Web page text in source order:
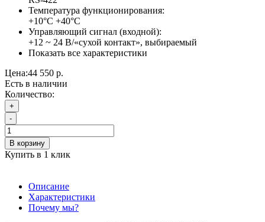
Температура функционирования:
+10°C +40°C
Управляющий сигнал (входной):
+12 ~ 24 В/«сухой контакт», выбираемый
Показать все характеристики
Цена:44 550 р.
Есть в наличии
Количество:
+
-
В корзину
Купить в 1 клик
Описание
Характеристики
Почему мы?